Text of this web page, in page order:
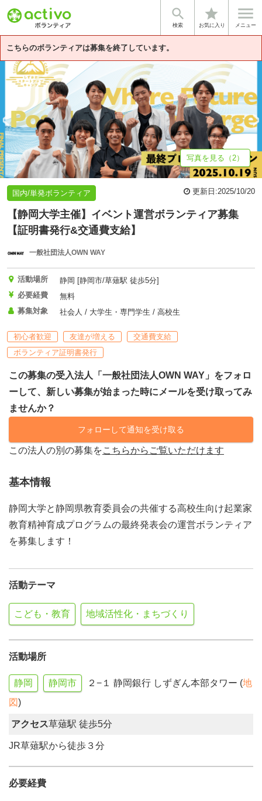

検索
star
お気に入り

メニュー
こちらのボランティアは募集を終了しています。
基本情報 募集詳細 法人情報
写真を見る（2）
国内/単発ボランティア 更新日:2025/10/20
【静岡大学主催】イベント運営ボランティア募集
【証明書発行&交通費支給】
一般社団法人OWN WAY
活動場所
静岡 [静岡市/草薙駅 徒歩5分]
必要経費
無料
募集対象
社会人 / 大学生・専門学生 / 高校生
初心者歓迎 友達が増える
交通費支給
ボランティア証明書発行
この募集の受入法人「一般社団法人OWN WAY」をフォロ
ーして、新しい募集が始まった時にメールを受け取ってみ
ませんか？
フォローして通知を受け取る
この法人の別の募集をこちらからご覧いただけます
基本情報
静岡大学と静岡県教育委員会の共催する高校生向け起業家
教育精神育成プログラムの最終発表会の運営ボランティア
を募集します！
活動テーマ
こども・教育 地域活性化・まちづくり
活動場所
静岡 静岡市 ２−１ 静岡銀行 しずぎん本部タワー (地
図)
アクセス草薙駅 徒歩5分
JR草薙駅から徒歩３分
必要経費